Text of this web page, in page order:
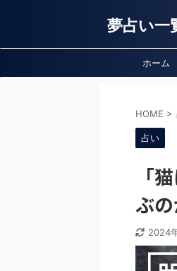
夢占い一
ホーム
HOME >
占い
「
ぶの
2024